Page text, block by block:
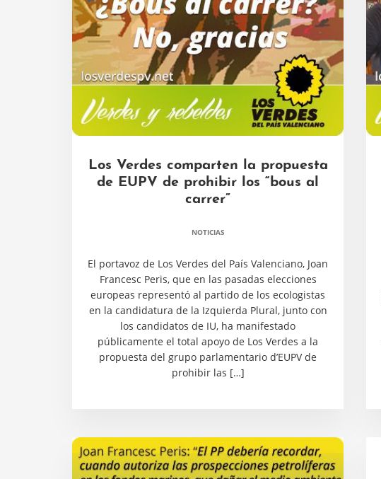
Los Verdes comparten la propuesta
de EUPV de prohibir los “bous al
carrer”
NOTICIAS
El portavoz de Los Verdes del País Valenciano, Joan
Francesc Peris, que en las pasadas elecciones
europeas representó al partido de los ecologistas
en la candidatura de la Izquierda Plural, junto con
los candidatos de IU, ha manifestado
públicamente el total apoyo de Los Verdes a la
propuesta del grupo parlamentario d’EUPV de
prohibir las […]